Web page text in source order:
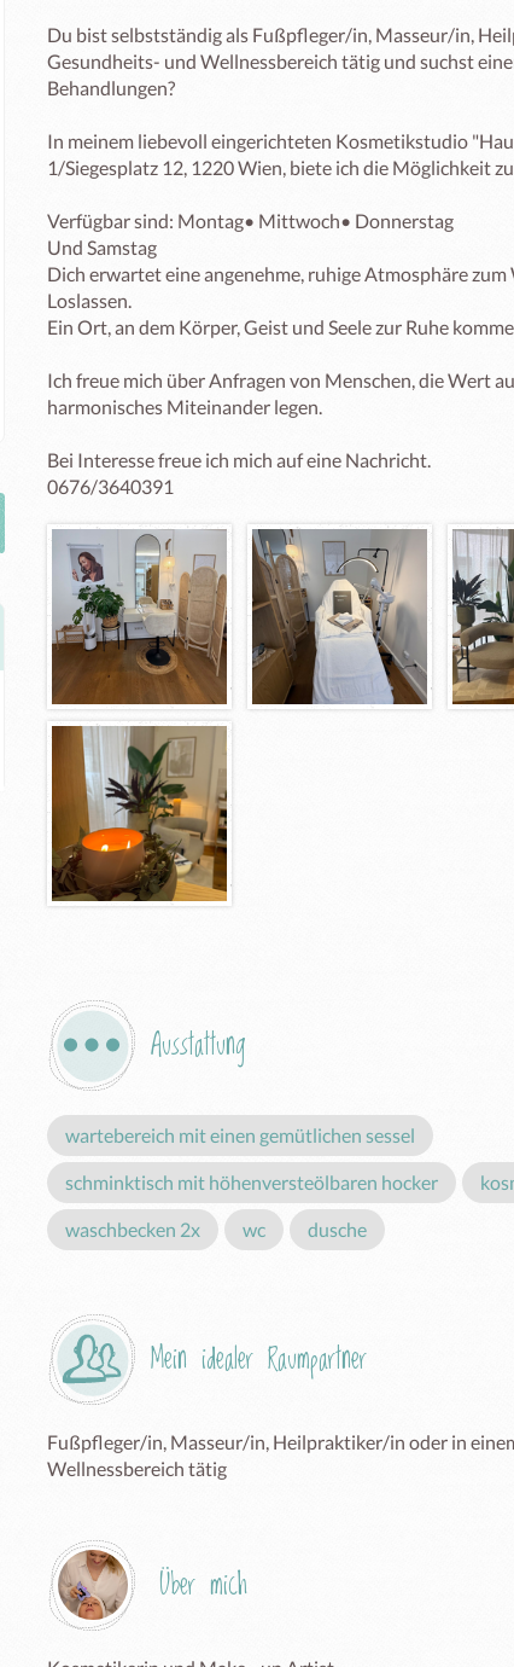
Du bist selbstständig als Fußpfleger/in, Masseur/in,
Gesundheits- und Wellnessbereich tätig und suchst
Behandlungen?
In meinem liebevoll eingerichteten Kosmetikstudio
1/Siegesplatz 12, 1220 Wien, biete ich die Möglichkeit
Verfügbar sind: Montag• Mittwoch• Donnerstag
Und Samstag
Dich erwartet eine angenehme, ruhige Atmosphäre
Loslassen.
Ein Ort, an dem Körper, Geist und Seele zur Ruhe
Ich freue mich über Anfragen von Menschen, die Wert
harmonisches Miteinander legen.
Bei Interesse freue ich mich auf eine Nachricht.
0676/3640391
Ausstattung
wartebereich mit einen gemütlichen sessel
schminktisch mit höhenversteölbaren hocker
waschbecken 2x wc dusche
Mein idealer Raumpartner
Fußpfleger/in, Masseur/in, Heilpraktiker/in oder in
Wellnessbereich tätig
Über mich